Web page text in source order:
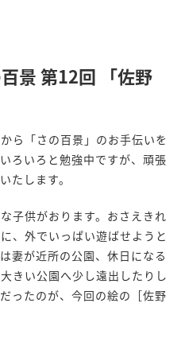
景 第12回 「佐野
ら「さの百景」のお手伝いを
ろいろと勉強中ですが、頑張
たします。
子供がおります。おさえきれ
、外でいっぱい遊ばせようと
妻が近所の公園、休日になる
きい公園へ少し遠出したりし
ったのが、今回の絵の［佐野